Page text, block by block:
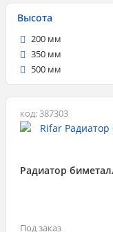
Высота
200 мм
350 мм
500 мм
код: 387303
Радиатор
Под заказ